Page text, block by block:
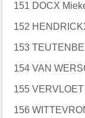
151 DOCX
152
153
154 VAN
155
156